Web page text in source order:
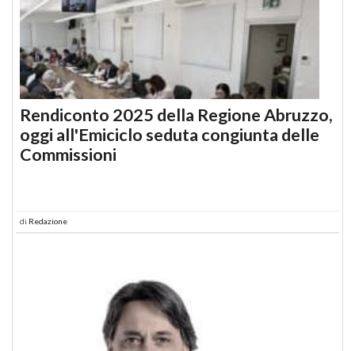
Rendiconto 2025 della Regione Abruzzo,
oggi all'Emiciclo seduta congiunta delle
Commissioni
di Redazione